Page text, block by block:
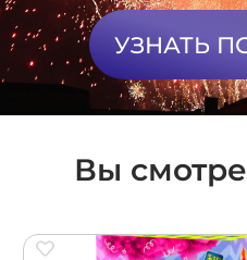
УЗНАТЬ
Вы